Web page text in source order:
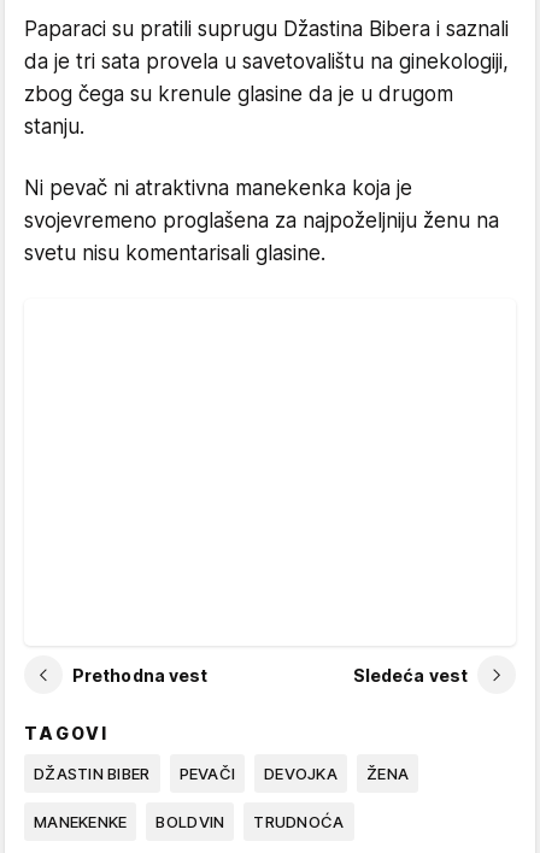
Paparaci su pratili suprugu Džastina Bibera i saznali
da je tri sata provela u savetovalištu na ginekologiji,
zbog čega su krenule glasine da je u drugom
stanju.
Ni pevač ni atraktivna manekenka koja je
svojevremeno proglašena za najpoželjniju ženu na
svetu nisu komentarisali glasine.
Prethodna vest Sledeća vest
TAGOVI
DŽASTIN BIBER PEVAČI DEVOJKA ŽENA
MANEKENKE BOLDVIN TRUDNOĆA